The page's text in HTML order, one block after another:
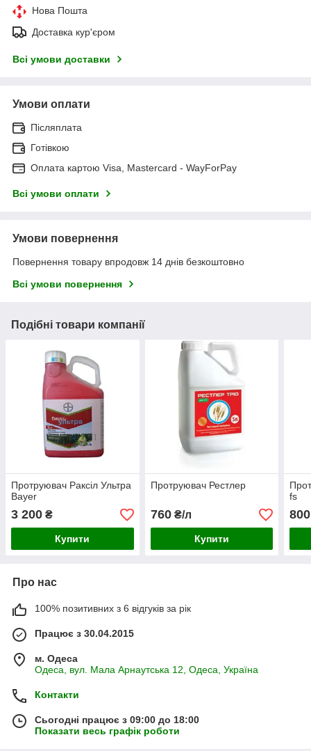
Нова Пошта
Доставка кур'єром
Всі умови доставки
Умови оплати
Післяплата
Готівкою
Оплата картою Visa, Mastercard - WayForPay
Всі умови оплати
Умови повернення
Повернення товару впродовж 14 днів безкоштовно
Всі умови повернення
Подібні товари компанії
Протруювач Раксіл Ультра
Bayer
3 200 ₴
Купити
Протруювач Рестлер
760₴/л
Купити
fs
800
Про нас
100% позитивних з 6 відгуків за рік
Працює з 30.04.2015
м. Одеса
Одеса, вул. Мала Арнаутська 12, Одеса, Україна
Контакти
Сьогодні працює з 09:00 до 18:00
Показати весь графік роботи